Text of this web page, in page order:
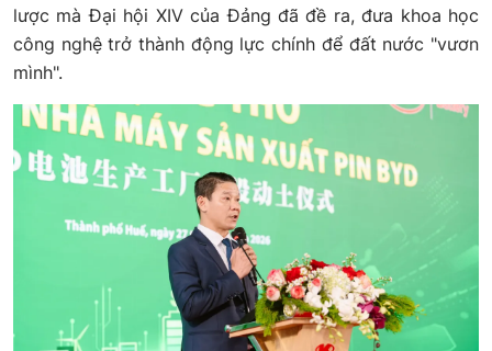
lược mà Đại hội XIV của Đảng đã đề ra, đưa khoa học
công nghệ trở thành động lực chính để đất nước "vươn
mình".